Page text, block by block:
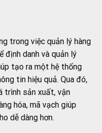
trong việc quản lý hàng
định danh và quản lý
tạo ra một hệ thống
tin hiệu quả. Qua đó,
trình sản xuất, vận
hóa, mã vạch giúp
dễ dàng hơn.